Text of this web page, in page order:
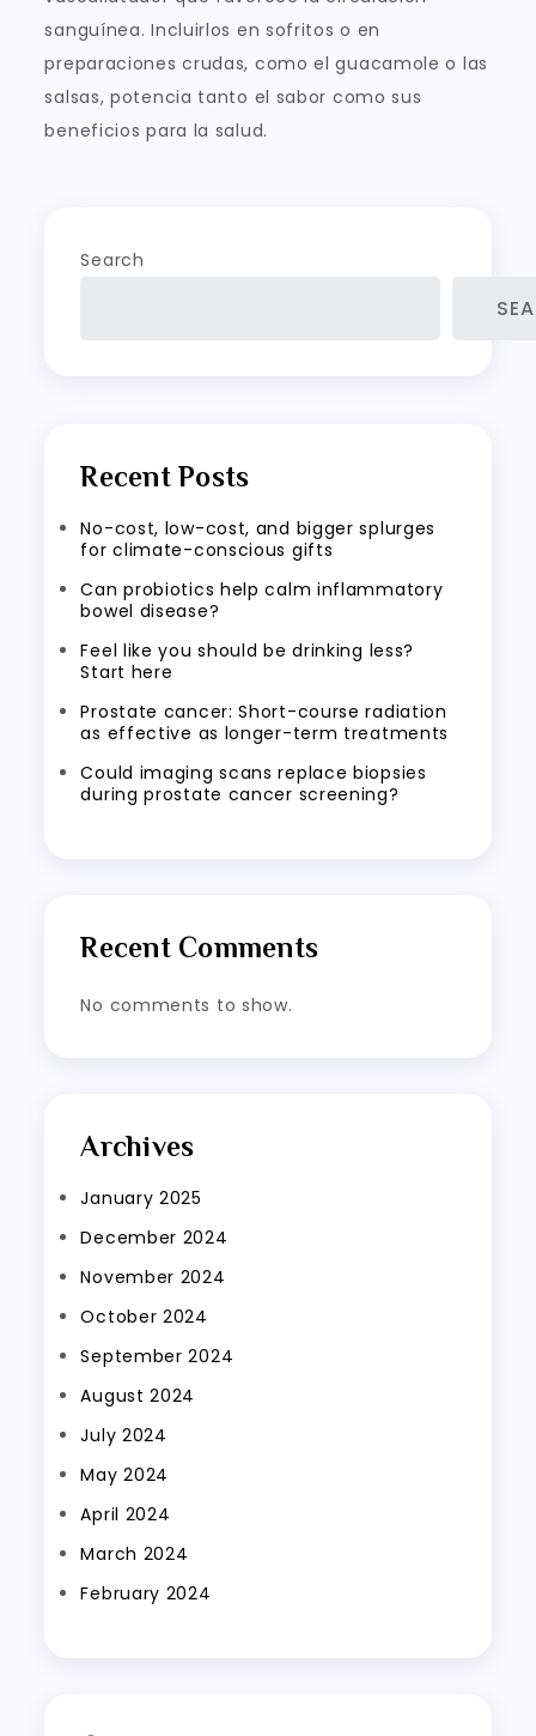
sanguínea. Incluirlos en sofritos o en
preparaciones crudas, como el guacamole o las
salsas, potencia tanto el sabor como sus
beneficios para la salud.
Search
Recent Posts
No-cost, low-cost, and bigger splurges
for climate-conscious gifts
Can probiotics help calm inflammatory
bowel disease?
Feel like you should be drinking less?
Start here
Prostate cancer: Short-course radiation
as effective as longer-term treatments
Could imaging scans replace biopsies
during prostate cancer screening?
Recent Comments
No comments to show.
Archives
January 2025
December 2024
November 2024
October 2024
September 2024
August 2024
July 2024
May 2024
April 2024
March 2024
February 2024